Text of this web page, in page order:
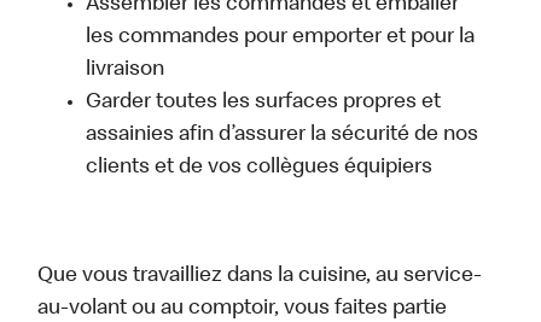
Assembler les commandes et emballer
les commandes pour emporter et pour la
livraison
Garder toutes les surfaces propres et
assainies afin d’assurer la sécurité de nos
clients et de vos collègues équipiers
Que vous travailliez dans la cuisine, au service-
au-volant ou au comptoir, vous faites partie